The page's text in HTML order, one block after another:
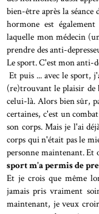
bien-être après la
hormone est
laquelle mon médecin
prendre des anti-
Le sport. C'est mon anti-
Et puis ... avec le sport,
(re)trouvant le plaisir de
celui-là. Alors bien sûr,
certaines, c'est un
son corps. Mais je l'ai
corps qui n'était pas le
personne maintenant. Et
sport m'a permis de
Et je crois que même
jamais pris vraiment
maintenant, je veux